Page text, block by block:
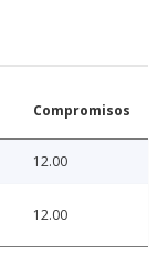
Compromisos
12.00
12.00